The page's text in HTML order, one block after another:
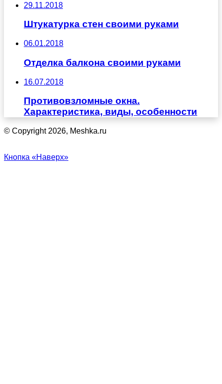
29.11.2018
Штукатурка стен своими руками
06.01.2018
Отделка балкона своими руками
16.07.2018
Противовзломные окна.
Характеристика, виды, особенности
© Copyright 2026, Meshka.ru
Кнопка «Наверх»